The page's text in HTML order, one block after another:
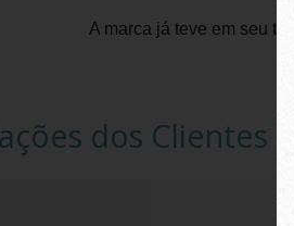
A marca já teve em seu
dos Clientes